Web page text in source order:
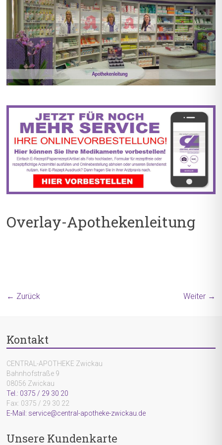
BIS ZU 55% RABATT AUF
REZEPTFREIE MEDIKAMENTE
5% TREUEBONUS MIT
KUNDENKARTE
Overlay-Apothekenleitung
← Zurück Weiter →
Kontakt
CENTRAL-APOTHEKE Zwickau
Bahnhofstraße 9
08056 Zwickau
Tel.: 0375 / 29 30 20
Fax: 0375 / 29 30 22
E-Mail: service@central-apotheke-zwickau.de
Unsere Kundenkarte